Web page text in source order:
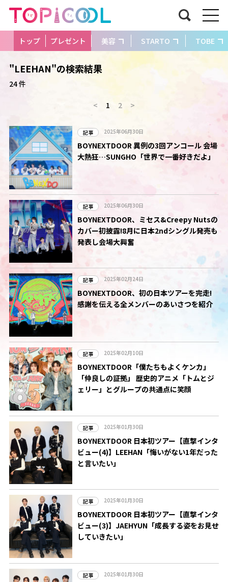
トップ プレゼント 美容 STARTO TOBE
"LEEHAN"の検索結果
24 件
< 1 2 >
記事 2025年06月30日
BOYNEXTDOOR 異例の3回アンコール 会場
大熱狂…SUNGHO「世界で一番好きだよ」
記事 2025年06月30日
BOYNEXTDOOR、ミセス&Creepy Nutsの
カバー初披露!8月に日本2ndシングル発売も
発表し会場大興奮
記事 2025年02月24日
BOYNEXTDOOR、初の日本ツアーを完走!
感謝を伝える全メンバーのあいさつを紹介
記事 2025年02月10日
BOYNEXTDOOR「僕たちもよくケンカ」
「仲良しの証拠」 歴史的アニメ「トムとジ
ェリー」とグループの共通点に笑顔
記事 2025年01月30日
BOYNEXTDOOR 日本初ツアー【直撃インタ
ビュー(4)】LEEHAN「悔いがない1年だった
と言いたい」
記事 2025年01月30日
BOYNEXTDOOR 日本初ツアー【直撃インタ
ビュー(3)】JAEHYUN「成長する姿をお見せ
していきたい」
記事 2025年01月30日